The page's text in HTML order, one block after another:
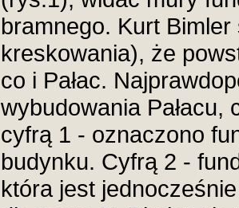
bramnego. Kurt
kreskowania), że
co i Pałac.
wybudowania Pałacu,
cyfrą 1 - oznaczono
budynku. Cyfrą 2 -
która jest